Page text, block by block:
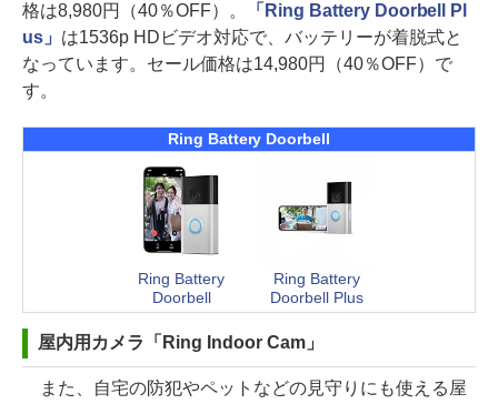
格は8,980円（40％OFF）。
「Ring Battery Doorbell Pl
us」 は1536p HDビデオ対応で、バッテリーが着脱式と
なっています。セール価格は14,980円（40％OFF）で
す。
Ring Battery Doorbell
Ring Battery
Doorbell
Ring Battery
Doorbell Plus
屋内用カメラ「Ring Indoor Cam」
また、自宅の防犯やペットなどの見守りにも使える屋